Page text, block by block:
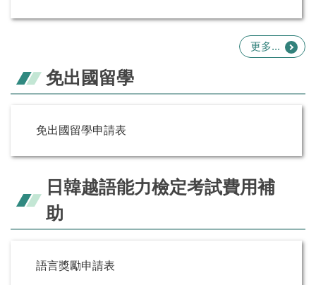
更多...
免出國留學
免出國留學申請表
日韓越語能力檢定考試費用補
助
語言獎勵申請表